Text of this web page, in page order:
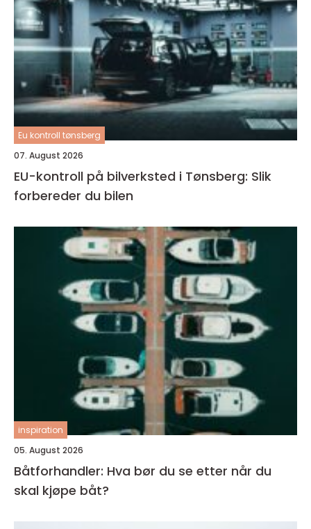
Eu kontroll tønsberg
07. August 2026
EU-kontroll på bilverksted i Tønsberg: Slik
forbereder du bilen
inspiration
05. August 2026
Båtforhandler: Hva bør du se etter når du
skal kjøpe båt?